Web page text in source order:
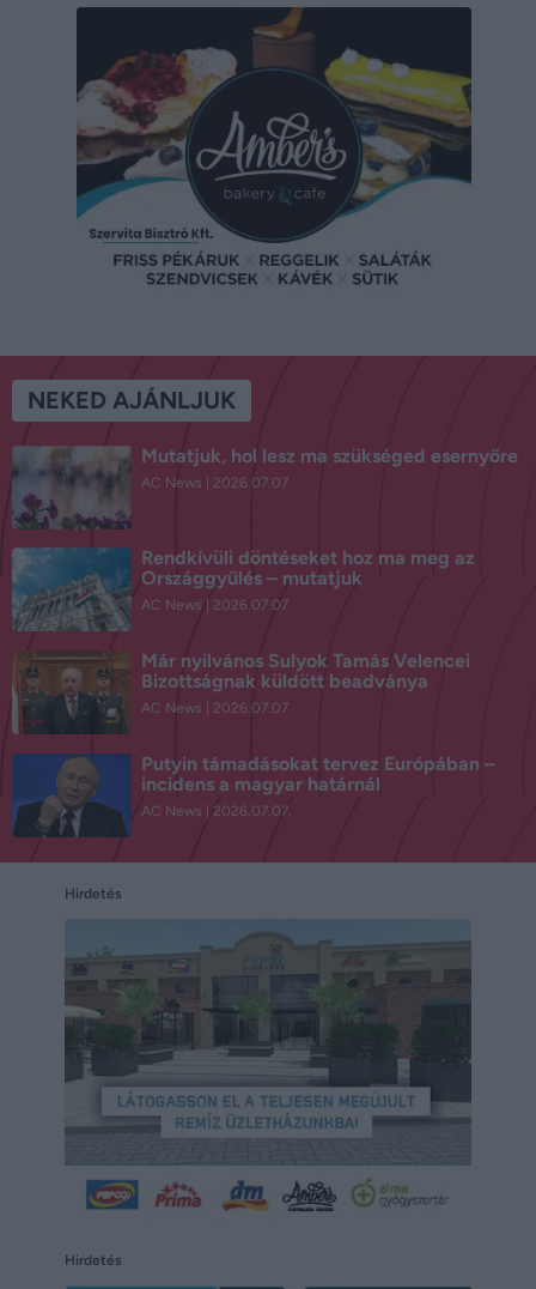
NEKED AJÁNLJUK
Mutatjuk, hol lesz ma szükséged esernyőre
AC News 2026.07.07.
Rendkívüli döntéseket hoz ma meg az
Országgyűlés – mutatjuk
AC News 2026.07.07.
Már nyilvános Sulyok Tamás Velencei
Bizottságnak küldött beadványa
AC News 2026.07.07.
Putyin támadásokat tervez Európában –
incidens a magyar határnál
AC News 2026.07.07.
Hirdetés
Hirdetés